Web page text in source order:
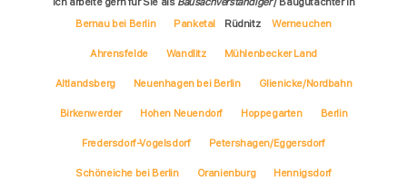
Bernau bei Berlin
Panketal Rüdnitz Werneuchen
Ahrensfelde Wandlitz Mühlenbecker Land
Altlandsberg Neuenhagen bei Berlin Glienicke/Nordbahn
Birkenwerder Hohen Neuendorf Hoppegarten Berlin
Fredersdorf-Vogelsdorf Petershagen/Eggersdorf
Schöneiche bei Berlin Oranienburg Hennigsdorf